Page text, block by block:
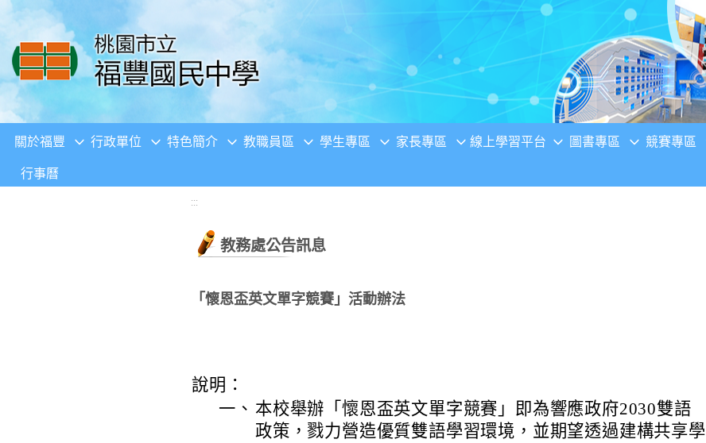
移至網頁之主要內容區位置
關於福豐 行政單位 特色簡介 教職員區 學生專區 家長專區 線上學習平台 圖書專區 競賽專區
行事曆
:::
教務處公告訊息
「懷恩盃英文單字競賽」活動辦法
說明：
一、 本校舉辦「懷恩盃英文單字競賽」即為響應政府2030雙語
政策，戮力營造優質雙語學習環境，並期望透過建構共享學